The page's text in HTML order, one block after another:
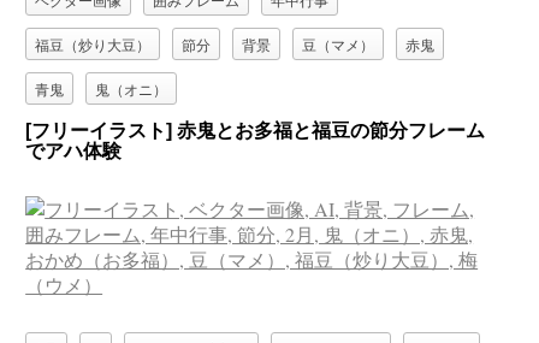
福豆（炒り大豆） 節分 背景 豆（マメ） 赤鬼
青鬼 鬼（オニ）
[フリーイラスト] 赤鬼とお多福と福豆の節分フレーム
でアハ体験